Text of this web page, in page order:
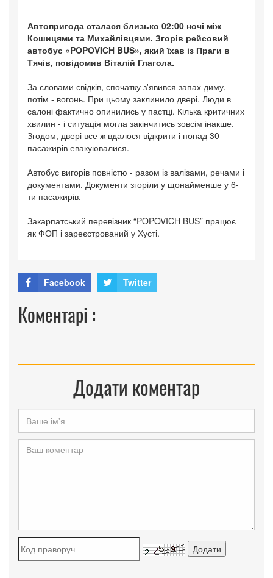
Автопригода сталася близько 02:00 ночі між
Кошицями та Михайлівцями. Згорів рейсовий
автобус «POPOVICH BUS», який їхав із Праги в
Тячів, повідомив Віталій Глагола.
За словами свідків, спочатку з'явився запах диму,
потім - вогонь. При цьому заклинило двері. Люди в
салоні фактично опинились у пастці. Кілька критичних
хвилин - і ситуація могла закінчитись зовсім інакше.
Згодом, двері все ж вдалося відкрити і понад 30
пасажирів евакуювалися.
Автобус вигорів повністю - разом із валізами, речами і
документами. Документи згоріли у щонайменше у 6-
ти пасажирів.
Закарпатський перевізник “POPOVICH BUS” працює
як ФОП і зареєстрований у Хусті.
Facebook Twitter
Коментарі :
Додати коментар